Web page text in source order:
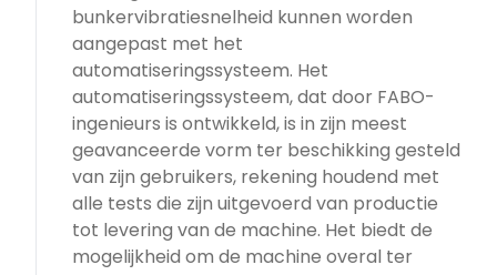
bunkervibratiesnelheid kunnen worden
aangepast met het
automatiseringssysteem. Het
automatiseringssysteem, dat door FABO-
ingenieurs is ontwikkeld, is in zijn meest
geavanceerde vorm ter beschikking gesteld
van zijn gebruikers, rekening houdend met
alle tests die zijn uitgevoerd van productie
tot levering van de machine. Het biedt de
mogelijkheid om de machine overal ter